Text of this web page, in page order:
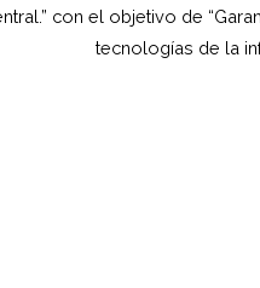
con el objetivo de
tecnologías de la